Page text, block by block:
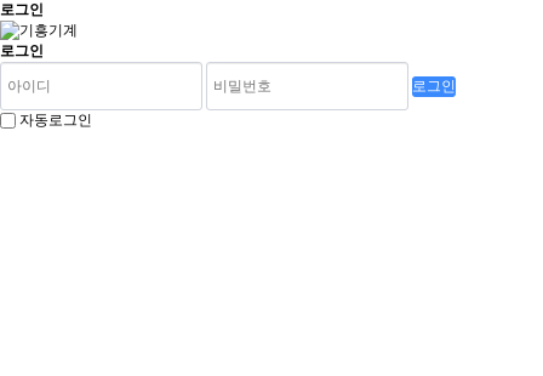
로그인
로그인
로그인
자동로그인